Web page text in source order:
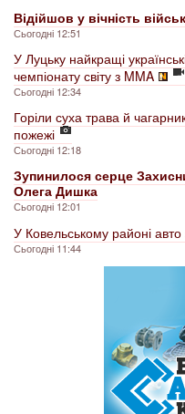
Відійшов у вічність
Сьогодні 12:51
У Луцьку найкращі
чемпіонату світу з MMA
Сьогодні 12:34
Горіли суха трава й
пожежі
Сьогодні 12:18
Зупинилося серце
Олега Дишка
Сьогодні 12:01
У Ковельському районі авто
Сьогодні 11:44